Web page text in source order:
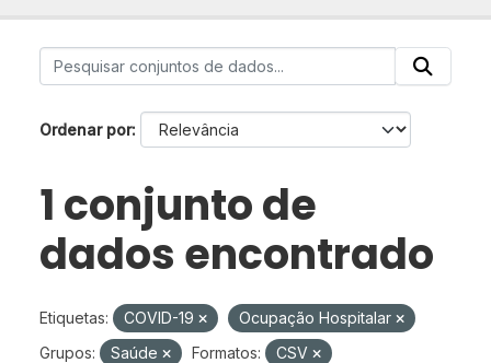
Ordenar por
1 conjunto de
dados encontrado
Etiquetas: COVID-19
Ocupação Hospitalar
Grupos:
Saúde Formatos:
CSV